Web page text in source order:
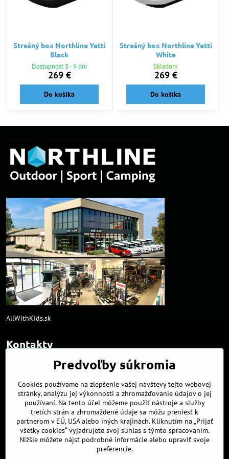
Strešný box Northline Yetti
Black
Dostupnosť 3 - 9 dní
269 €
Do košíka
Strešný box Northline Yetti
White
Skladom
269 €
Do košíka
AllWithKids.sk
Kontakty
info​@northline​.sk
+421 902 255 255
Kamenná predajňa
Nádražná 34/A
90027 Ivánka pri Dunaji
Otváracie hodiny
9:00 - 17:00
Predvoľby súkromia
Cookies používame na zlepšenie vašej návštevy tejto webovej
stránky, analýzu jej výkonnosti a zhromažďovanie údajov o jej
používaní. Na tento účel môžeme použiť nástroje a služby
tretích strán a zhromaždené údaje sa môžu preniesť k
partnerom v EÚ, USA alebo iných krajinách. Kliknutím na „Prijať
všetky cookies“ vyjadrujete svoj súhlas s týmto spracovaním.
Nižšie môžete nájsť podrobné informácie alebo upraviť svoje
preferencie.